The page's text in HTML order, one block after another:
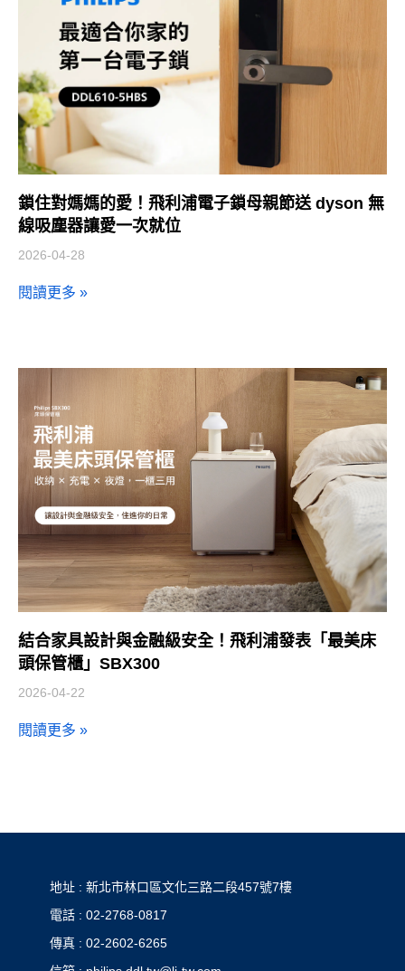
鎖住對媽媽的愛！飛利浦電子鎖母親節送 dyson 無
線吸塵器讓愛一次就位
2026-04-28
閱讀更多 »
結合家具設計與金融級安全！飛利浦發表「最美床
頭保管櫃」SBX300
2026-04-22
閱讀更多 »
地址 : 新北市林口區文化三路二段457號7樓
電話 : 02-2768-0817
傳真 : 02-2602-6265